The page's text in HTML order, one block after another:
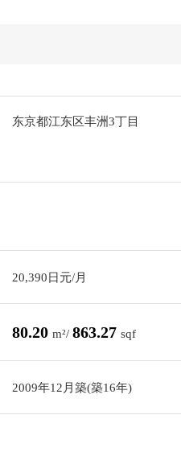
东京都江东区丰洲3丁目
20,390日元/月
80.20 m²/ 863.27 sqf
2009年12月築(築16年)